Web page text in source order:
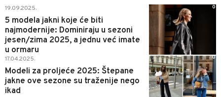
19.09.2025.
5 modela jakni koje će biti
najmodernije: Dominiraju u sezoni
jesen/zima 2025, a jednu već imate
u ormaru
0
17.04.2025.
Modeli za proljeće 2025: Štepane
jakne ove sezone su traženije nego
ikad
0